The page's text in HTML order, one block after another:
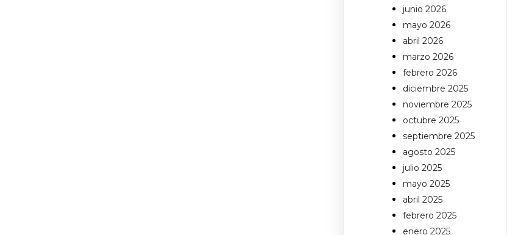
junio 2026
mayo 2026
abril 2026
marzo 2026
febrero 2026
diciembre 2025
noviembre 2025
octubre 2025
septiembre 2025
agosto 2025
julio 2025
mayo 2025
abril 2025
febrero 2025
enero 2025